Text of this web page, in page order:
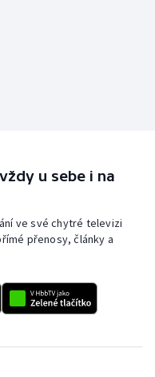
u sebe i na
ve své chytré televizi
přenosy, články a